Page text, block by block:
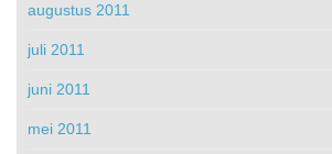
augustus 2011
juli 2011
juni 2011
mei 2011